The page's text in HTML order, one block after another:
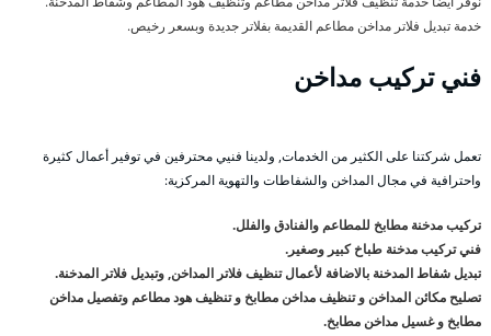
خدمة تبديل فلاتر مداخن مطاعم القديمة بفلاتر جديدة وبسعر رخيص.
فني تركيب مداخن
تعمل شركتنا على الكثير من الخدمات, ولدينا فنيي محترفين في توفير أعمال كثيرة
واحترافية في مجال المداخن والشفاطات والتهوية المركزية:
تركيب مدخنة مطابخ للمطاعم والفنادق والفلل.
فني تركيب مدخنة طباخ كبير وصغير.
تبديل شفاط المدخنة بالاضافة لأعمال تنظيف فلاتر المداخن, وتبديل فلاتر المدخنة.
تصليح مكائن المداخن و تنظيف مداخن مطابخ و تنظيف هود مطاعم وتفصيل مداخن
مطابخ و غسيل مداخن مطابخ.